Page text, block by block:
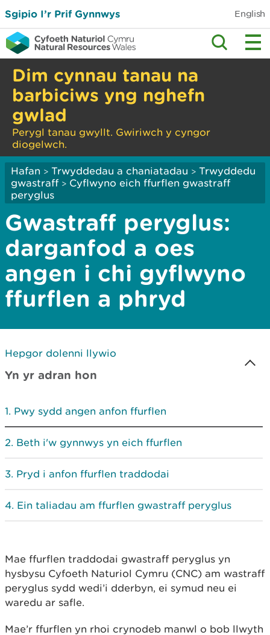
Sgipio I’r Prif Gynnwys English
Dim cynnau tanau na
barbiciws yng nghefn
gwlad
Perygl tanau gwyllt. Gwiriwch y cyngor
diogelwch.
Hafan > Trwyddedau a chaniatadau > Trwyddedu
gwastraff > Cyflwyno eich ffurflen gwastraff
peryglus
Gwastraff peryglus:
darganfod a oes
angen i chi gyflwyno
ffurflen a phryd
Hepgor dolenni llywio
Yn yr adran hon
Pwy sydd angen anfon ffurflen
Beth i'w gynnwys yn eich ffurflen
Pryd i anfon ffurflen traddodai
Ein taliadau am ffurflen gwastraff peryglus
Mae ffurflen traddodai gwastraff peryglus yn
hysbysu Cyfoeth Naturiol Cymru (CNC) am wastraff
peryglus sydd wedi’i dderbyn, ei symud neu ei
waredu ar safle.
Mae’r ffurflen yn rhoi crynodeb manwl o bob llwyth